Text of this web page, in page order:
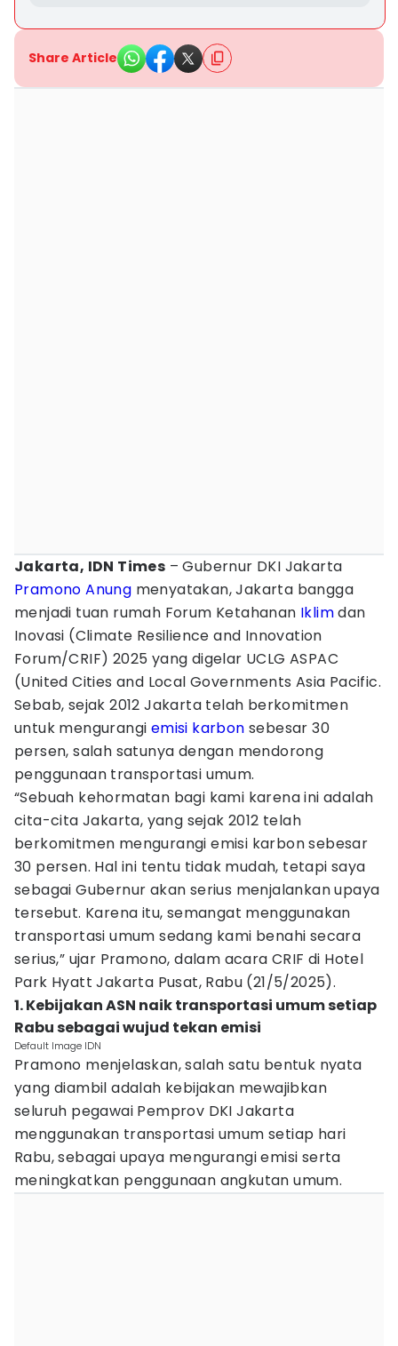
Share Article
Jakarta, IDN Times – Gubernur DKI Jakarta
Pramono Anung menyatakan, Jakarta bangga
menjadi tuan rumah Forum Ketahanan Iklimdan
Inovasi (Climate Resilience and Innovation
Forum/CRIF) 2025 yang digelar UCLG ASPAC
(United Cities and Local Governments Asia Pacific.
Sebab, sejak 2012 Jakarta telah berkomitmen
untuk mengurangi emisi karbon sebesar 30
persen, salah satunya dengan mendorong
penggunaan transportasi umum.
“Sebuah kehormatan bagi kami karena ini adalah
cita-cita Jakarta, yang sejak 2012 telah
berkomitmen mengurangi emisi karbon sebesar
30 persen. Hal ini tentu tidak mudah, tetapi saya
sebagai Gubernur akan serius menjalankan upaya
tersebut. Karena itu, semangat menggunakan
transportasi umum sedang kami benahi secara
serius,” ujar Pramono, dalam acara CRIF di Hotel
Park Hyatt Jakarta Pusat, Rabu (21/5/2025).
1. Kebijakan ASN naik transportasi umum setiap
Rabu sebagai wujud tekan emisi
Default Image IDN
Pramono menjelaskan, salah satu bentuk nyata
yang diambil adalah kebijakan mewajibkan
seluruh pegawai Pemprov DKI Jakarta
menggunakan transportasi umum setiap hari
Rabu, sebagai upaya mengurangi emisi serta
meningkatkan penggunaan angkutan umum.